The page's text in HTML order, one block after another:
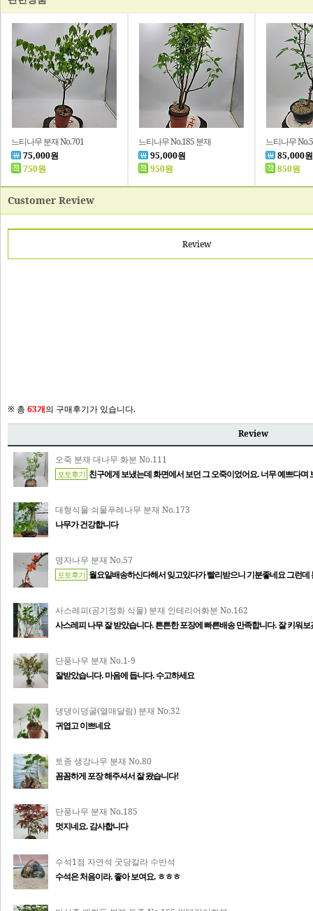
느티나무 분재 No.701
75,000원
750원
느티나무 No.185 분재
95,000원
950원
느티나무
85,000원
850원
Customer Review